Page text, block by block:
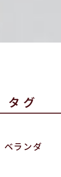
タグ
ベランダ